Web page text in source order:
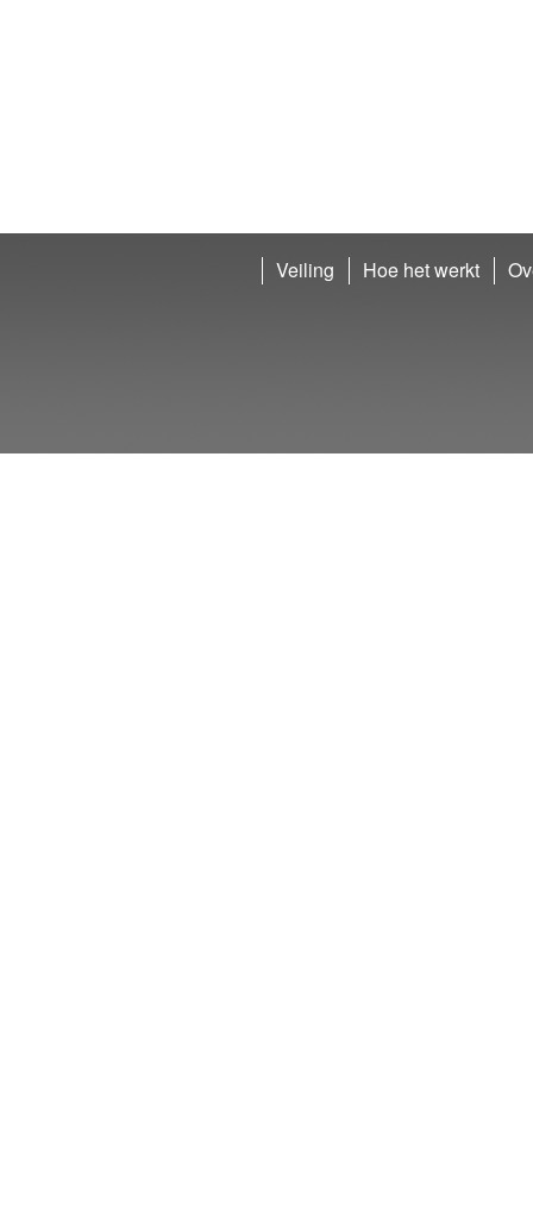
Veiling Hoe het werkt